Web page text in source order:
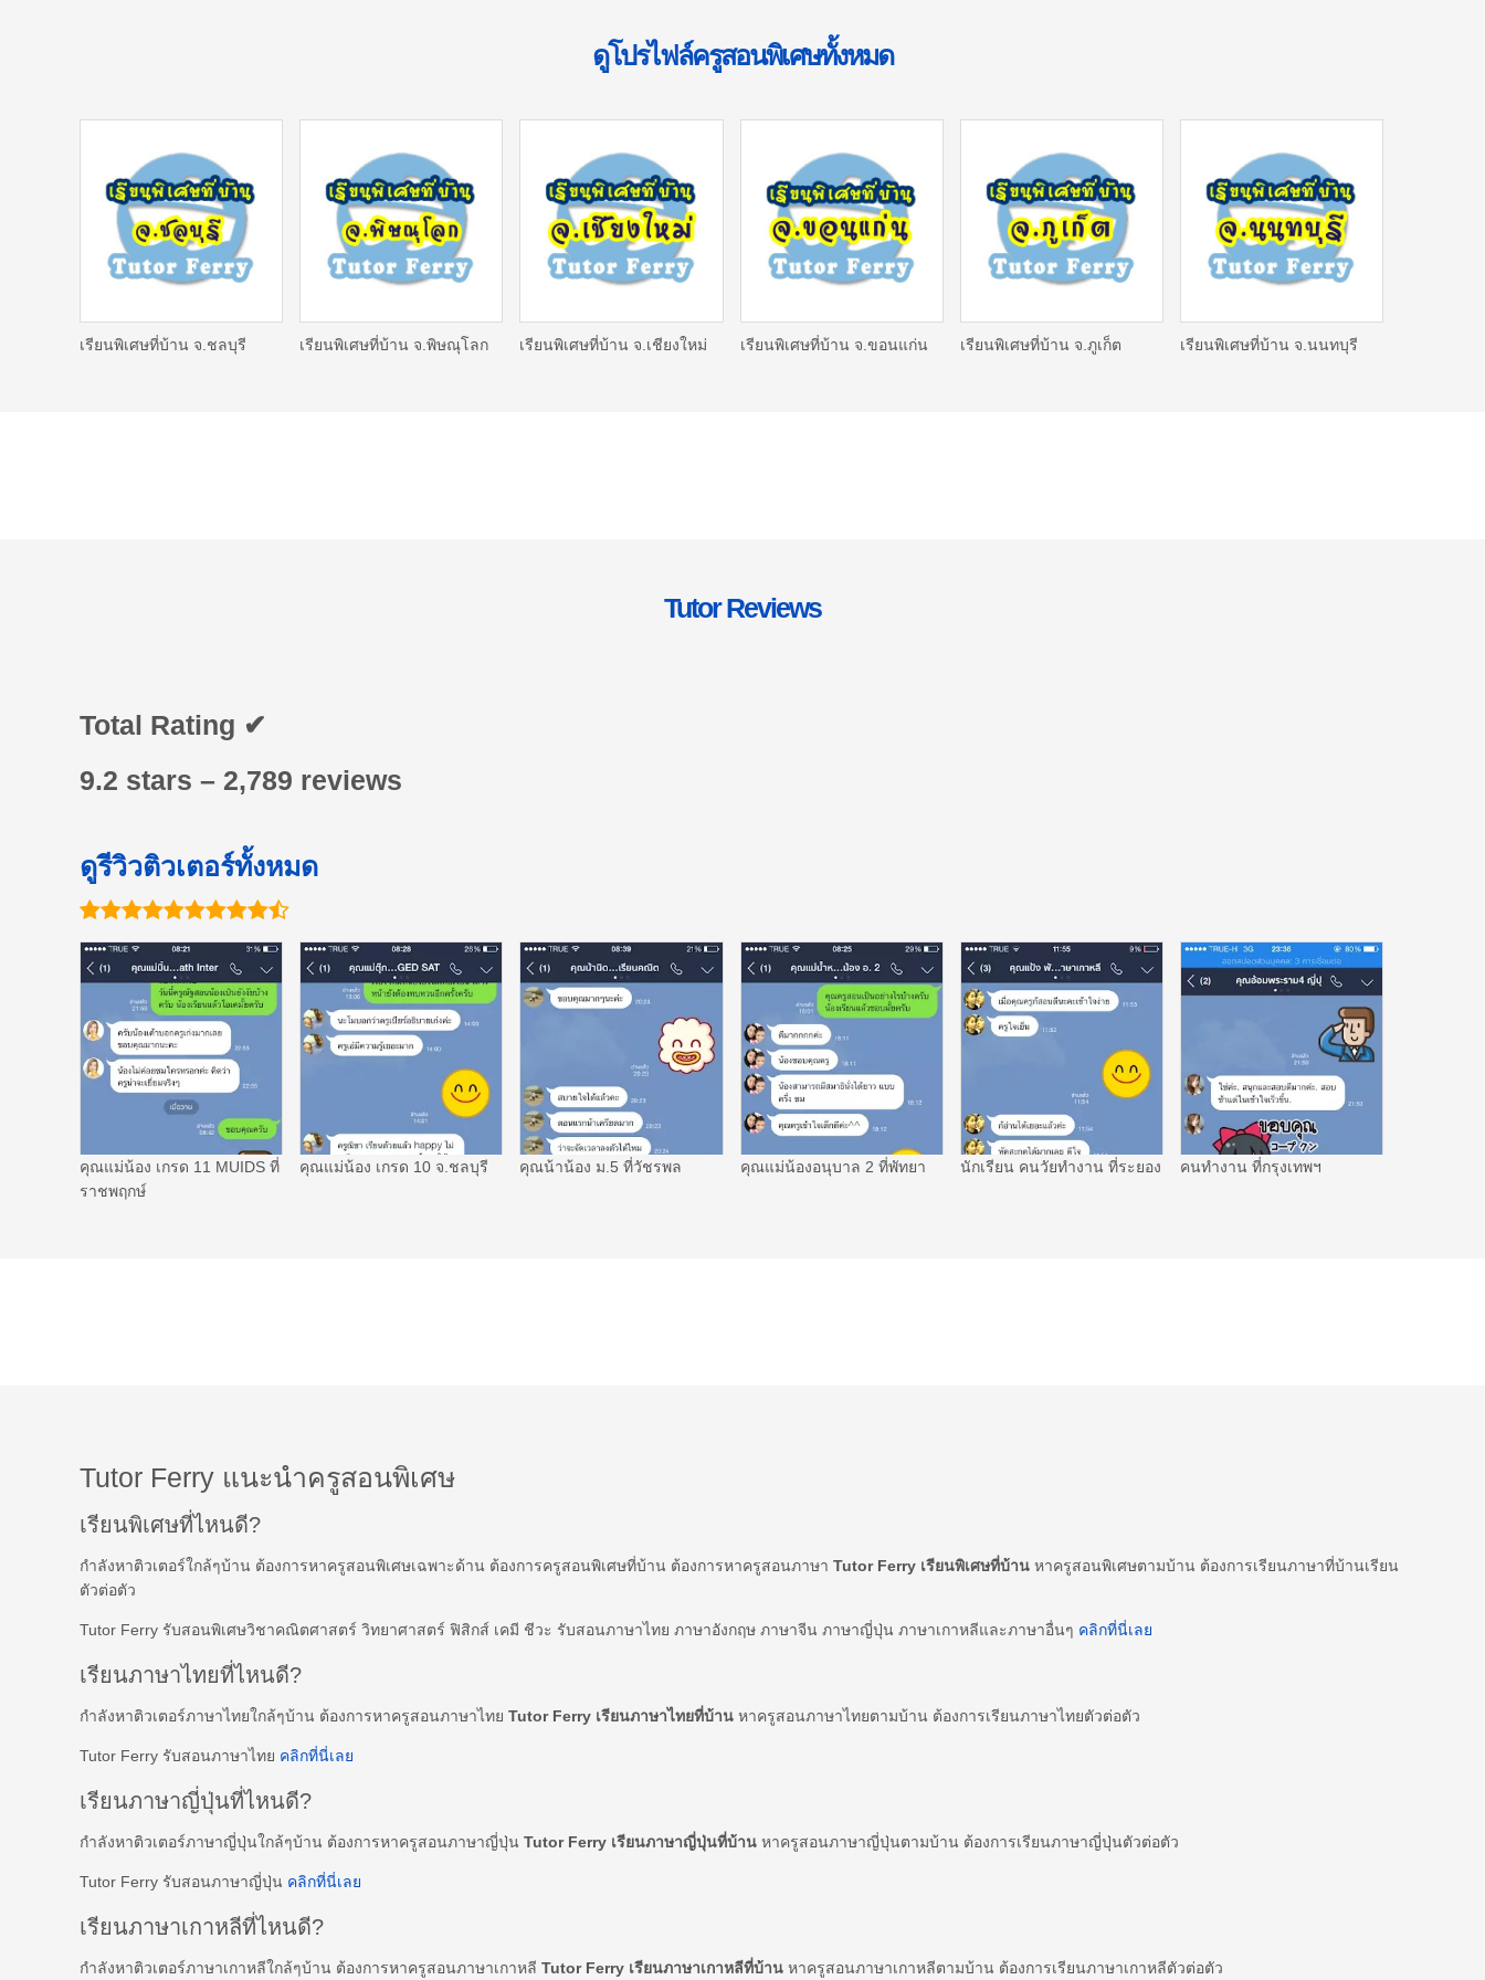
ดูโปรไฟล์ครูสอนพิเศษทั้งหมด
เรียนพิเศษที่บ้าน จ.ชลบุรี เรียนพิเศษที่บ้าน จ.พิษณุโลก เรียนพิเศษที่บ้าน จ.เชียงใหม่ เรียนพิเศษที่บ้าน จ.ขอนแก่น เรียนพิเศษที่บ้าน จ.ภูเก็ต เรียนพิเศษที่บ้าน จ.นนทบุรี
Tutor Reviews
Total Rating ✔
9.2 stars – 2,789 reviews
ดูรีวิวติวเตอร์ทั้งหมด
คุณแม่น้อง เกรด 11 MUIDS ที่
ราชพฤกษ์
คุณแม่น้อง เกรด 10 จ.ชลบุรี คุณน้าน้อง ม.5 ที่วัชรพล คุณแม่น้องอนุบาล 2 ที่พัทยา นักเรียน คนวัยทำงาน ที่ระยอง คนทำงาน ที่กรุงเทพฯ
Tutor Ferry แนะนำครูสอนพิเศษ
เรียนพิเศษที่ไหนดี?
กำลังหาติวเตอร์ใกล้ๆบ้าน ต้องการหาครูสอนพิเศษเฉพาะด้าน ต้องการครูสอนพิเศษที่บ้าน ต้องการหาครูสอนภาษา Tutor Ferry เรียนพิเศษที่บ้าน หาครูสอนพิเศษตามบ้าน ต้องการเรียนภาษาที่บ้านเรียน
ตัวต่อตัว
Tutor Ferry รับสอนพิเศษวิชาคณิตศาสตร์ วิทยาศาสตร์ ฟิสิกส์ เคมี ชีวะ รับสอนภาษาไทย ภาษาอังกฤษ ภาษาจีน ภาษาญี่ปุ่น ภาษาเกาหลีและภาษาอื่นๆ คลิกที่นี่เลย
เรียนภาษาไทยที่ไหนดี?
กำลังหาติวเตอร์ภาษาไทยใกล้ๆบ้าน ต้องการหาครูสอนภาษาไทย Tutor Ferry เรียนภาษาไทยที่บ้าน หาครูสอนภาษาไทยตามบ้าน ต้องการเรียนภาษาไทยตัวต่อตัว
Tutor Ferry รับสอนภาษาไทย คลิกที่นี่เลย
เรียนภาษาญี่ปุ่นที่ไหนดี?
กำลังหาติวเตอร์ภาษาญี่ปุ่นใกล้ๆบ้าน ต้องการหาครูสอนภาษาญี่ปุ่น Tutor Ferry เรียนภาษาญี่ปุ่นที่บ้าน หาครูสอนภาษาญี่ปุ่นตามบ้าน ต้องการเรียนภาษาญี่ปุ่นตัวต่อตัว
Tutor Ferry รับสอนภาษาญี่ปุ่น คลิกที่นี่เลย
เรียนภาษาเกาหลีที่ไหนดี?
กำลังหาติวเตอร์ภาษาเกาหลีใกล้ๆบ้าน ต้องการหาครูสอนภาษาเกาหลี Tutor Ferry เรียนภาษาเกาหลีที่บ้าน หาครูสอนภาษาเกาหลีตามบ้าน ต้องการเรียนภาษาเกาหลีตัวต่อตัว